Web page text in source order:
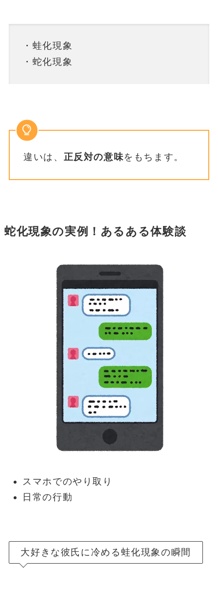
・蛙化現象
・蛇化現象
違いは、 正反対の意味をもちます。
蛇化現象の実例！あるある体験談
スマホでのやり取り
日常の行動
大好きな彼氏に冷める蛙化現象の瞬間